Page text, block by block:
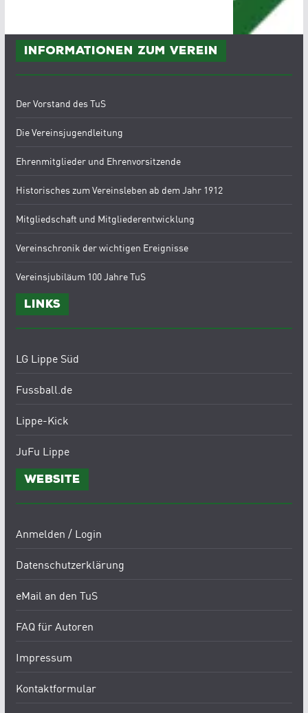
Informationen zum Verein
Der Vorstand des TuS
Die Vereinsjugendleitung
Ehrenmitglieder und Ehrenvorsitzende
Historisches zum Vereinsleben ab dem Jahr 1912
Mitgliedschaft und Mitgliederentwicklung
Vereinschronik der wichtigen Ereignisse
Vereinsjubiläum 100 Jahre TuS
Links
LG Lippe Süd
Fussball.de
Lippe-Kick
JuFu Lippe
Website
Anmelden / Login
Datenschutzerklärung
eMail an den TuS
FAQ für Autoren
Impressum
Kontaktformular